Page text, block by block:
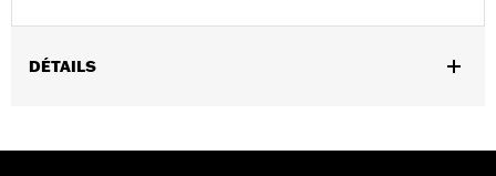
DÉTAILS
GARANTIE:Garantie du fabricant international Wolverine -